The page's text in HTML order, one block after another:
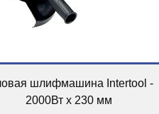
шлифмашина Intertool -
2000Вт х 230 мм